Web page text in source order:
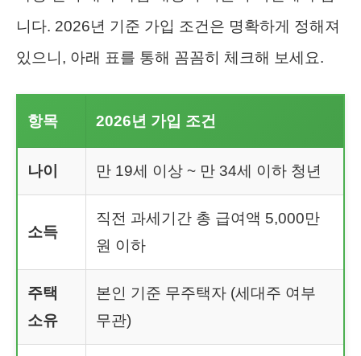
니다. 2026년 기준 가입 조건은 명확하게 정해져
있으니, 아래 표를 통해 꼼꼼히 체크해 보세요.
항목 2026년 가입 조건
나이 만 19세 이상 ~ 만 34세 이하 청년
소득
직전 과세기간 총 급여액 5,000만
원 이하
주택
소유
본인 기준 무주택자 (세대주 여부
무관)